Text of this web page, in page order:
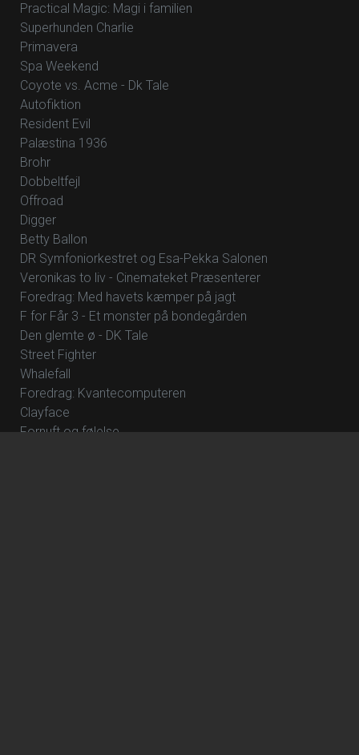
Practical Magic: Magi i familien
Superhunden Charlie
Primavera
Spa Weekend
Coyote vs. Acme - Dk Tale
Autofiktion
Resident Evil
Palæstina 1936
Brohr
Dobbeltfejl
Offroad
Digger
Betty Ballon
DR Symfoniorkestret og Esa-Pekka Salonen
Veronikas to liv - Cinemateket Præsenterer
Foredrag: Med havets kæmper på jagt
F for Får 3 - Et monster på bondegården
Den glemte ø - DK Tale
Street Fighter
Whalefall
Foredrag: Kvantecomputeren
Clayface
Fornuft og følelse